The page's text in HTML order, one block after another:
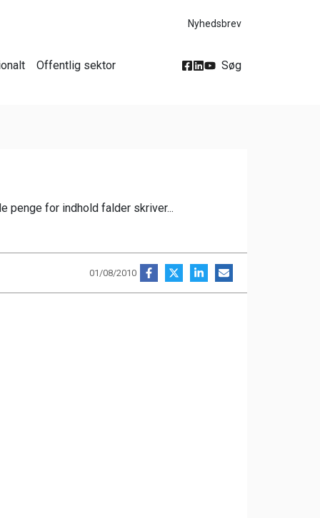
Nyhedsbrev
Offentlig sektor Søg
penge for indhold falder skriver...
01/08/2010